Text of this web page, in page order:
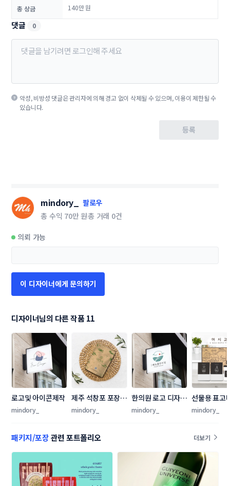
총 상금 140만 원
댓글 0
악성, 비방성 댓글은 관리자에 의해 경고 없이 삭제될 수 있으며, 이용이 제한될 수
있습니다.
등록
mindory_
팔로우
총 수익 70만 원총 거래 0건
의뢰 가능
이 디자이너에게 문의하기
디자이너님의 다른 작품 11
로고및 아이콘제작
mindory_
제주 석창포 포장
디자인 개발
mindory_
한의원 로고 디자인
의뢰
mindory_
선물용 표고
스 구성
mindory_
패키지/포장관련 포트폴리오 더보기